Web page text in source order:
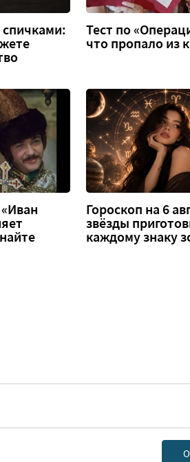
спичками:
Тест по
что пропало из
Гороскоп на 6
звёзды
каждому знаку